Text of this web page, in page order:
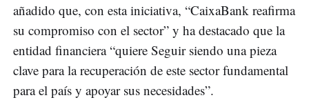
añadido que, con esta iniciativa, “CaixaBank reafirma
su compromiso con el sector” y ha destacado que la
entidad financiera “quiere Seguir siendo una pieza
clave para la recuperación de este sector fundamental
para el país y apoyar sus necesidades”.